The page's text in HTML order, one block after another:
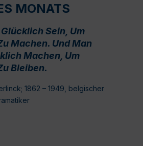
MONATS
Sein, Um
Machen. Und Man
Machen, Um
Bleiben.
1862 – 1949, belgischer